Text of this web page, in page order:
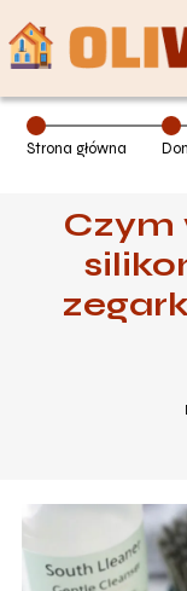
Strona główna
Czym